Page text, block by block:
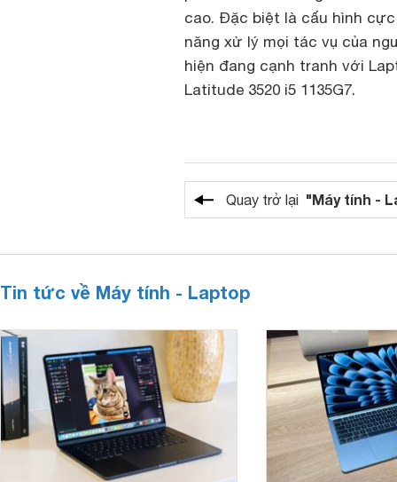
cao. Đặc biệt là cấu hình
năng xử lý mọi tác vụ của
hiện đang cạnh tranh với
Latitude 3520 i5 1135G7.
Quay trở lại "Máy tính -
Tin tức về Máy tính - Laptop